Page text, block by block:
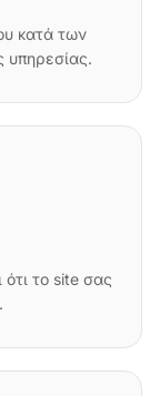
κατά των
υπηρεσίας.
ότι το site σας